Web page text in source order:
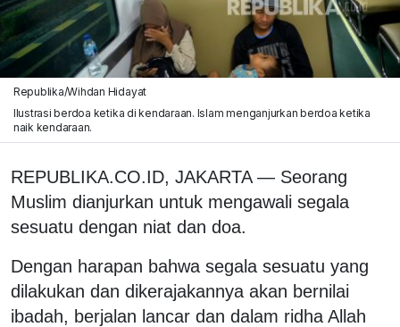
Republika/Wihdan Hidayat
Ilustrasi berdoa ketika di kendaraan. Islam menganjurkan berdoa ketika
naik kendaraan.
REPUBLIKA.CO.ID, JAKARTA — Seorang
Muslim dianjurkan untuk mengawali segala
sesuatu dengan niat dan doa.
Dengan harapan bahwa segala sesuatu yang
dilakukan dan dikerajakannya akan bernilai
ibadah, berjalan lancar dan dalam ridha Allah